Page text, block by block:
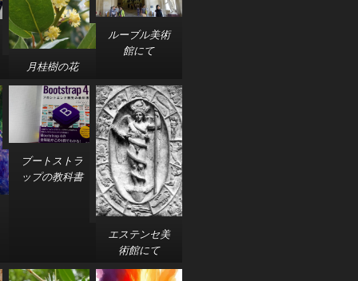
月桂樹の花
ルーブル美術
館にて
ブートストラ
ップの教科書
エステンセ美
術館にて